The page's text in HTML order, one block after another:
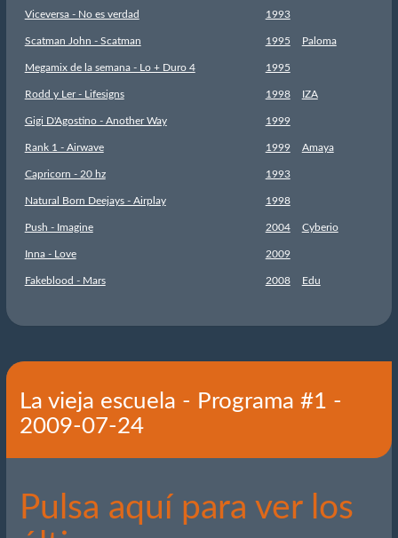
Viceversa - No es verdad 1993
Scatman John - Scatman 1995 Paloma
Megamix de la semana - Lo + Duro 4 1995
Rodd y Ler - Lifesigns 1998 IZA
Gigi D'Agostino - Another Way 1999
Rank 1 - Airwave 1999 Amaya
Capricorn - 20 hz 1993
Natural Born Deejays - Airplay 1998
Push - Imagine 2004 Cyberio
Inna - Love 2009
Fakeblood - Mars 2008 Edu
La vieja escuela - Programa #1 -
2009-07-24
Pulsa aquí para ver los